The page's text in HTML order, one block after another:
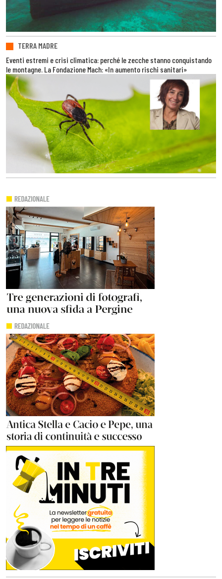
TERRA MADRE
Eventi estremi e crisi climatica: perché le zecche stanno conquistando
le montagne. La Fondazione Mach: «In aumento rischi sanitari»